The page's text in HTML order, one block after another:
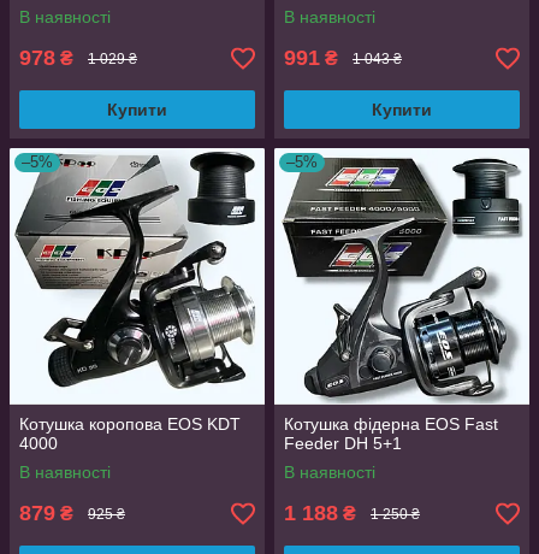
В наявності
978 ₴ 1 029 ₴
Купити
В наявності
991 ₴ 1 043 ₴
Купити
–5%
Котушка коропова EOS KDT
4000
В наявності
879 ₴ 925 ₴
–5%
Котушка фідерна EOS Fast
Feeder DH 5+1
В наявності
1 188 ₴ 1 250 ₴